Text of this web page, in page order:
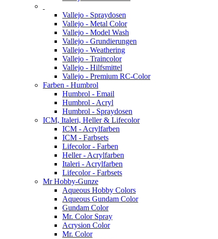
Vallejo - Spraydosen
Vallejo - Metal Color
Vallejo - Model Wash
Vallejo - Grundierungen
Vallejo - Weathering
Vallejo - Traincolor
Vallejo - Hilfsmittel
Vallejo - Premium RC-Color
Farben - Humbrol
Humbrol - Email
Humbrol - Acryl
Humbrol - Spraydosen
ICM, Italeri, Heller & Lifecolor
ICM - Acrylfarben
ICM - Farbsets
Lifecolor - Farben
Heller - Acrylfarben
Italeri - Acrylfarben
Lifecolor - Farbsets
Mr Hobby-Gunze
Aqueous Hobby Colors
Aqueous Gundam Color
Gundam Color
Mr. Color Spray
Acrysion Color
Mr. Color